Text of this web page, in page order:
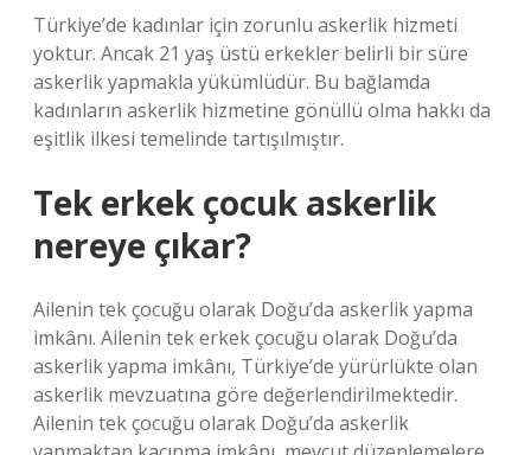
Türkiye’de kadınlar için zorunlu askerlik hizmeti
yoktur. Ancak 21 yaş üstü erkekler belirli bir süre
askerlik yapmakla yükümlüdür. Bu bağlamda
kadınların askerlik hizmetine gönüllü olma hakkı da
eşitlik ilkesi temelinde tartışılmıştır.
Tek erkek çocuk askerlik
nereye çıkar?
Ailenin tek çocuğu olarak Doğu’da askerlik yapma
imkânı. Ailenin tek erkek çocuğu olarak Doğu’da
askerlik yapma imkânı, Türkiye’de yürürlükte olan
askerlik mevzuatına göre değerlendirilmektedir.
Ailenin tek çocuğu olarak Doğu’da askerlik